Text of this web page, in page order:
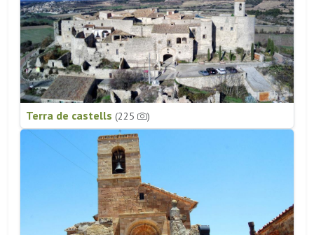
Terra de castells (225 )